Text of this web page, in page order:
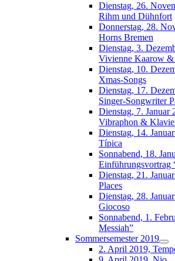
Dienstag, 26.
Rihm und Dühnfort
Donnerstag, 28.
Horns Bremen
Dienstag, 3.
Vivienne Kaarow &
Dienstag, 10.
Xmas-Songs
Dienstag, 17.
Singer-Songwriter
Dienstag, 7. Januar
Vibraphon &
Dienstag, 14.
Típica
Sonnabend, 18.
Einführungsvortrag
Dienstag, 21.
Places
Dienstag, 28.
Giocoso
Sonnabend, 1.
Messiah”
Sommersemester 2019
2. April 2019,